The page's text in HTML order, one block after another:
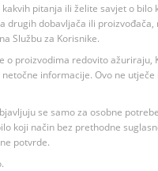
pitanja ili želite savjet o bilo
drugih dobavljača ili
Službu za Korisnike.
o proizvodima redovito ažuriraju,
informacije. Ovo ne utječe
se samo za osobne
koji način bez prethodne
potvrde.